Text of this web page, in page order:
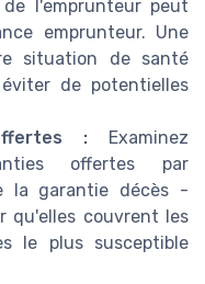
l'emprunteur peut
emprunteur. Une
situation de santé
de potentielles
: Examinez
offertes par
la garantie décès -
qu'elles couvrent les
le plus susceptible